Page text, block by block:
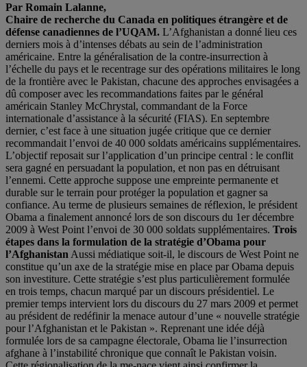
Par Romain Lalanne,
Chaire de recherche du Canada en politiques étrangère et de
défense canadiennes de l’UQAM. L’Afghanistan a donné lieu ces
derniers mois à d’intenses débats au sein de l’administration
américaine. Entre la généralisation de la contre-insurrection à
l’échelle du pays et le recentrage sur des opérations militaires le long
de la frontière avec le Pakistan, chacune des approches envisagées a
dû composer avec les recommandations faites par le général
américain Stanley McChrystal, commandant de la Force
internationale d’assistance à la sécurité (FIAS). En septembre
dernier, c’est face à une situation jugée critique que ce dernier
recommandait l’envoi de 40 000 soldats américains supplémentaires.
L’objectif reposait sur l’application d’un principe central : le conflit
sera gagné en persuadant la population, et non pas en détruisant
l’ennemi. Cette approche suppose une empreinte permanente et
durable sur le terrain pour protéger la population et gagner sa
confiance. Au terme de plusieurs semaines de réflexion, le président
Obama a finalement annoncé lors de son discours du 1er décembre
2009 à West Point l’envoi de 30 000 soldats supplémentaires. Trois
étapes dans la formulation de la stratégie d’Obama pour
l’Afghanistan Aussi médiatique soit-il, le discours de West Point ne
constitue qu’un axe de la stratégie mise en place par Obama depuis
son investiture. Cette stratégie s’est plus particulièrement formulée
en trois temps, chacun marqué par un discours présidentiel. Le
premier temps intervient lors du discours du 27 mars 2009 et permet
au président de redéfinir la menace autour d’une « nouvelle stratégie
pour l’Afghanistan et le Pakistan ». Reprenant une idée déjà
formulée lors de sa campagne électorale, Obama lie l’insurrection
afghane à l’instabilité chronique que connaît le Pakistan voisin.